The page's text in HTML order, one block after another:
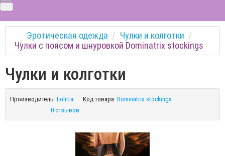
Эротическая одежда
Чулки и колготки
Чулки с поясом и шнуровкой Dominatrix stockings
Чулки и колготки
Производитель: Lolitta Код товара: Dominatrix stockings
0 отзывов